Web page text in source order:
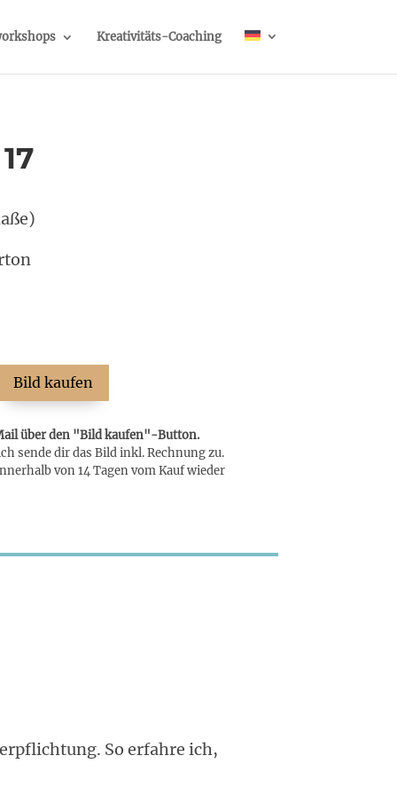
Kreativitäts-Coaching
Bild kaufen
über den "Bild kaufen"-Button.
sende dir das Bild inkl. Rechnung zu.
von 14 Tagen vom Kauf wieder
So erfahre ich,